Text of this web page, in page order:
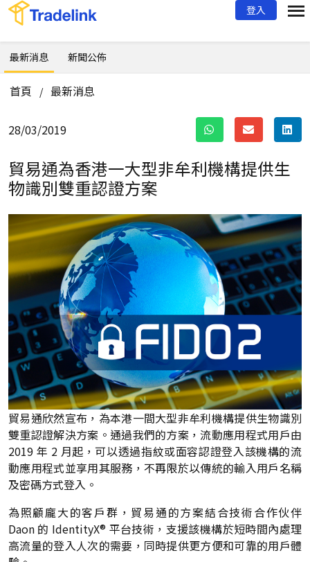
登入
最新消息 新聞公佈
首頁 / 最新消息
28/03/2019
貿易通為香港一大型非牟利機構提供生
物識別雙重認證方案
貿易通欣然宣布，為本港一間大型非牟利機構提供生物識別
雙重認證解決方案。通過我們的方案，流動應用程式用戶由
2019 年 2 月起，可以透過指紋或面容認證登入該機構的流
動應用程式並享用其服務，不再限於以傳統的輸入用戶名稱
及密碼方式登入。
為照顧龐大的客戶群，貿易通的方案結合技術合作伙伴
Daon 的 IdentityX® 平台技術，支援該機構於短時間內處理
高流量的登入人次的需要，同時提供更方便和可靠的用戶體